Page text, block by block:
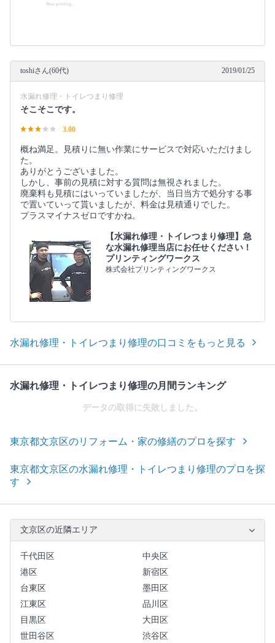
toshiさん(60代) 2019/01/25
水漏れ修理・トイレつまり修理
そこそこです。
3.00
概ね満足。見積りに無い作業にサービスで対応いただけまし
た。
ありがとうございました。
しかし、事前の見積に対する質問は無視されました。
廃棄料も見積にはいっていましたが、当日当方で処分する事
で置いていって貰いましたが、料金は見積通りでした。
プラスマイナスゼロですかね。
【水漏れ修理・トイレつまり修理】急
な水漏れ修理当店にお任せください！
プリンティングワークス
株式会社プリンティングワークス
水漏れ修理・トイレつまり修理の口コミをもっと見る
水漏れ修理・トイレつまり修理の月間ランキング
データの取得に失敗しました。
東京都文京区のリフォーム・家の修繕のプロを探す
東京都文京区の水漏れ修理・トイレつまり修理のプロを探
す
文京区の近隣エリア
千代田区
中央区
港区
新宿区
台東区
墨田区
江東区
品川区
目黒区
大田区
世田谷区
渋谷区